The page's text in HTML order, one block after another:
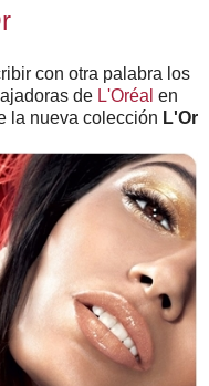
con otra palabra los
de L'Oréal en
la nueva colección L'Or